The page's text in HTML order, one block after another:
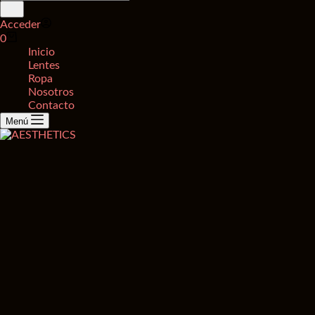
de
productos
Acceder
Carro
compra
0
Inicio
Lentes
Ropa
Nosotros
Contacto
Menú